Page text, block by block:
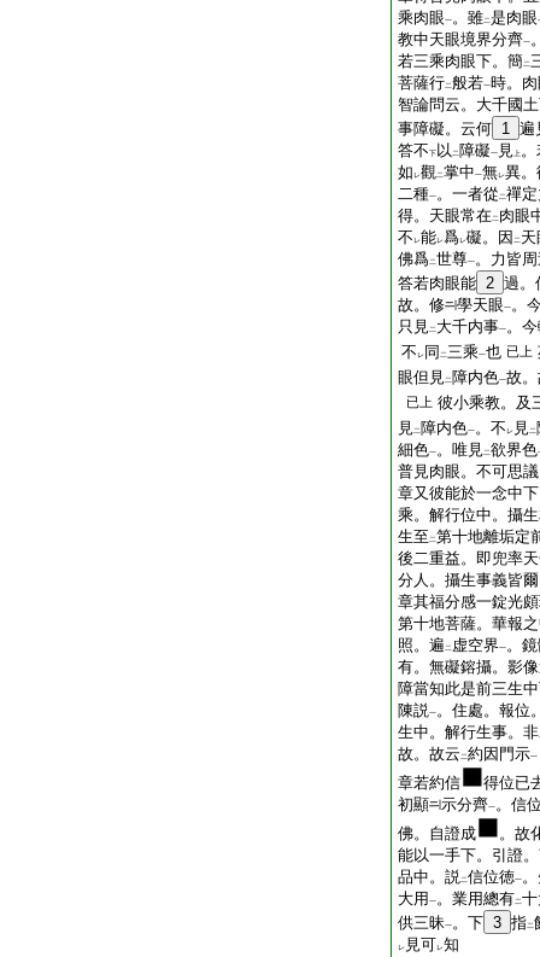
乘肉眼一。雖二是肉眼
教中天眼境界分齊一
若三乘肉眼下。簡二
菩薩行二般若一時。
智論問云。大千國
事障礙。云何 1 遍
答不下 以 二 障礙一 見 上 。
如 レ觀二掌中一無レ異。
二種一。一者從 二禪
得。天眼常在二 肉眼
不 レ能レ爲レ礙。因 二 天
佛爲二世尊一。力皆
答若肉眼能 2 過。
故。修
學天眼一。
只見二 大千内事一。
不 レ 同 二三乘一也 已上
眼但見二 障内色一故
已上 彼小乘教。及
見二 障内色一。不 レ 見二
細色一。唯見二欲界色
普見肉眼。不可思議
章又彼能於一念中
乘。解行位中。攝
生至 二第十地離垢定
後二重益。即兜率
分人。攝生事義皆
章其福分感一錠光
第十地菩薩。華報
照。遍 二 虚空界一。
有。無礙鎔攝。影
障當知此是前三生
陳説一。住處。報位
生中。解行生事。非
故。故云 二約因門示一
章若約信
得位已
初顯
示分齊一。信
佛。自證成
。故
能以一手下。引證
品中。説二信位徳一
大用 一。業用總有二
供三昧一。下 3 指二
レ 見可レ知